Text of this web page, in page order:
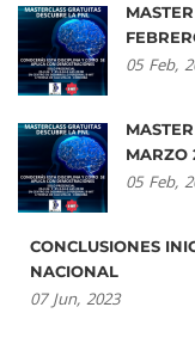
05 Feb,
MARZO
05 Feb,
CONCLUSIONES
NACIONAL
07 Jun, 2023